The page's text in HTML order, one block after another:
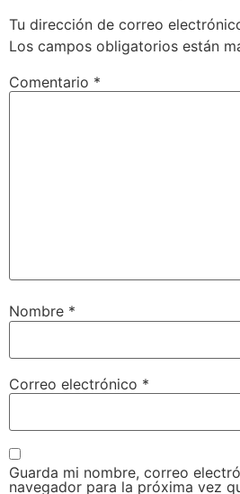
Tu dirección de correo
Los campos obligatorios están
Comentario *
Nombre *
Correo electrónico *
Guarda mi nombre, correo
navegador para la próxima vez